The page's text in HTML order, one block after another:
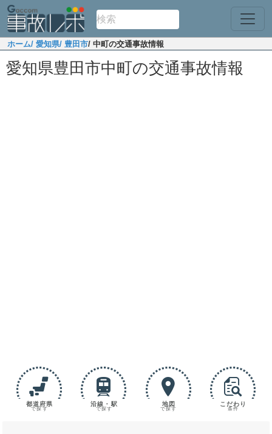
ホーム/ 愛知県/ 豊田市/ 中町の交通事故情報
愛知県豊田市中町の交通事故情報
都道府県
で探す
沿線・駅
で探す
地図
で探す
こだわり
条件